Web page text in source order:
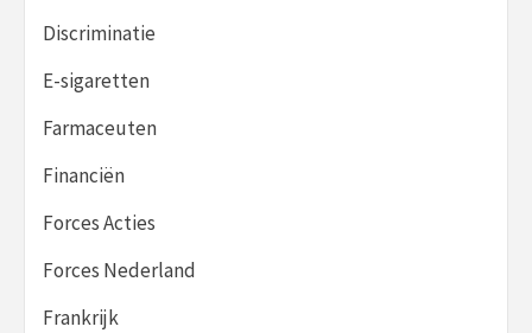
Discriminatie
E-sigaretten
Farmaceuten
Financiën
Forces Acties
Forces Nederland
Frankrijk